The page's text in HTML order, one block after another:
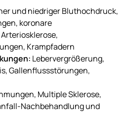
und niedriger Bluthochdruck,
koronare
Krampfadern
Lebervergrößerung,
Gallenflussstörungen,
Multiple Sklerose,
Nachbehandlung und